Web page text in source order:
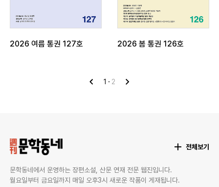
2026 여름 통권 127호 2026 봄 통권 126호
이
1 2
다
전체보기
문학동네에서 운영하는 장편소설, 산문 연재 전문 웹진입니다.
월요일부터 금요일까지 매일 오후3시 새로운 작품이 게재됩니다.